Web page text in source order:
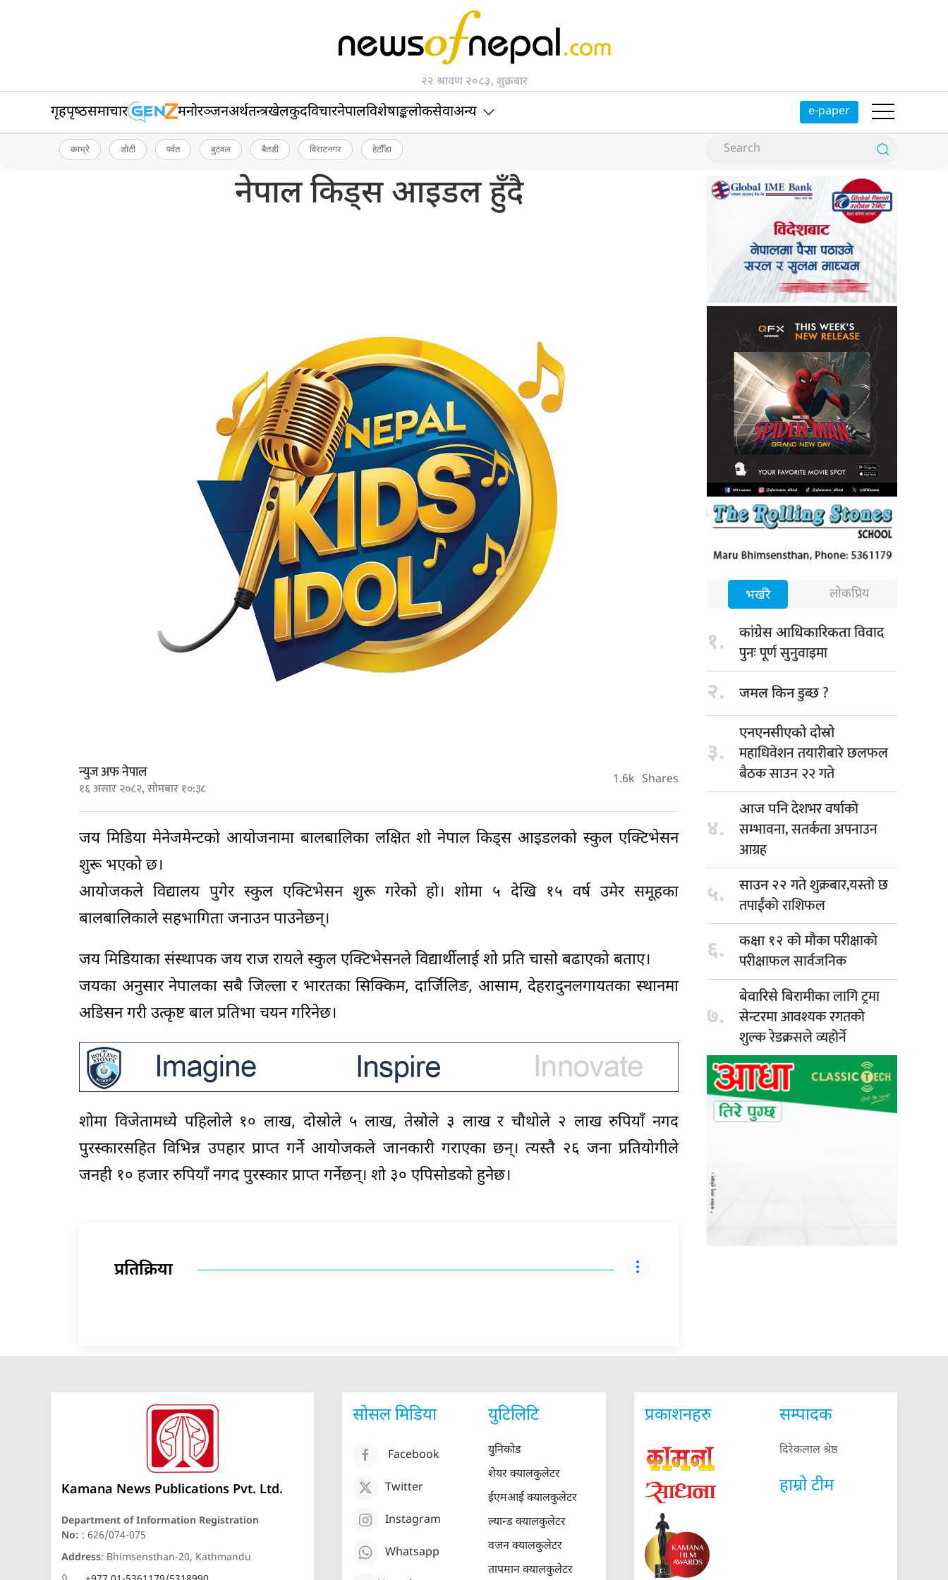
२२ श्रावण २०८३, शुक्रबार
गृहपृष्‍ठसमाचार मनोरञ्जनअर्थतन्त्रखेलकुदविचारनेपालविशेषाङ्कलोकसेवाअन्य e-paper
काभ्रे डोटी पर्वत बुटवल बैतडी विराटनगर हेटौँडा
नेपाल किड्स आइडल हुँदै
न्युज अफ नेपाल
१६ असार २०८२, सोमबार १०:३८ 1.6k Shares
जय मिडिया मेनेजमेन्टको आयोजनामा बालबालिका लक्षित शो नेपाल किड्स आइडलको स्कुल एक्टिभेसन
शुरू भएको छ।
आयोजकले विद्यालय पुगेर स्कुल एक्टिभेसन शुरू गरेको हो। शोमा ५ देखि १५ वर्ष उमेर समूहका
बालबालिकाले सहभागिता जनाउन पाउनेछन्।
जय मिडियाका संस्थापक जय राज रायले स्कुल एक्टिभेसनले विद्यार्थीलाई शो प्रति चासो बढाएको बताए।
जयका अनुसार नेपालका सबै जिल्ला र भारतका सिक्किम, दार्जिलिङ, आसाम, देहरादुनलगायतका स्थानमा
अडिसन गरी उत्कृष्ट बाल प्रतिभा चयन गरिनेछ।
शोमा विजेतामध्ये पहिलोले १० लाख, दोस्रोले ५ लाख, तेस्रोले ३ लाख र चौथोले २ लाख रुपियाँ नगद
पुरस्कारसहित विभिन्न उपहार प्राप्त गर्ने आयोजकले जानकारी गराएका छन्। त्यस्तै २६ जना प्रतियोगीले
जनही १० हजार रुपियाँ नगद पुरस्कार प्राप्त गर्नेछन्। शो ३० एपिसोडको हुनेछ।
प्रतिक्रिया
भर्खरै लोकप्रिय
१. कांग्रेस आधिकारिकताविवाद
पुनः पूर्ण सुनुवाइमा
२. जमल किनडुब्छ ?
३.
एनएनसीएको दोस्रो
महाधिवेशन तयारीबारे छलफल
बैठक साउन २२ गते
४.
आज पनिदेशभर वर्षाको
सम्भावना, सतर्कता अपनाउन
आग्रह
५. साउन २२गते शुक्रबार,यस्तो छ
तपाईंको राशिफल
६. कक्षा १२को मौका परीक्षाको
परीक्षाफल सार्वजनिक
७.
बेवारिसे बिरामीकालागि ट्रमा
सेन्टरमा आवश्यक रगतको
शुल्क रेडक्रसले व्यहोर्ने
Kamana News Publications Pvt. Ltd.
Department of Information Registration
No: : 626/074-075
Address: Bhimsensthan-20, Kathmandu
सोसल मिडिया
Facebook
Twitter
Instagram
Whatsapp
युटिलिटि
युनिकोड
शेयर क्यालकुलेटर
ईएमआई क्यालकुलेटर
ल्यान्ड क्यालकुलेटर
वजन क्यालकुलेटर
तापमान क्यालकुलेटर
प्रकाशनहरु सम्पादक
दिरेकलाल श्रेष्ठ
हाम्रो टीम